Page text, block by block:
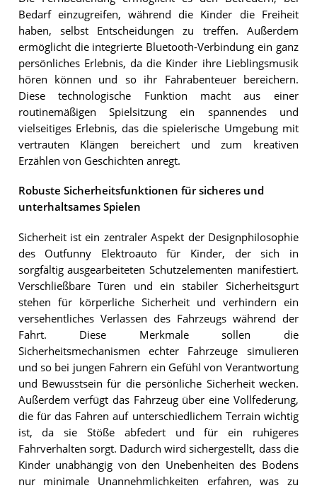
Bedarf einzugreifen, während die Kinder die Freiheit
haben, selbst Entscheidungen zu treffen. Außerdem
ermöglicht die integrierte Bluetooth-Verbindung ein ganz
persönliches Erlebnis, da die Kinder ihre Lieblingsmusik
hören können und so ihr Fahrabenteuer bereichern.
Diese technologische Funktion macht aus einer
routinemäßigen Spielsitzung ein spannendes und
vielseitiges Erlebnis, das die spielerische Umgebung mit
vertrauten Klängen bereichert und zum kreativen
Erzählen von Geschichten anregt.
Robuste Sicherheitsfunktionen für sicheres und
unterhaltsames Spielen
Sicherheit ist ein zentraler Aspekt der Designphilosophie
des Outfunny Elektroauto für Kinder, der sich in
sorgfältig ausgearbeiteten Schutzelementen manifestiert.
Verschließbare Türen und ein stabiler Sicherheitsgurt
stehen für körperliche Sicherheit und verhindern ein
versehentliches Verlassen des Fahrzeugs während der
Fahrt. Diese Merkmale sollen die
Sicherheitsmechanismen echter Fahrzeuge simulieren
und so bei jungen Fahrern ein Gefühl von Verantwortung
und Bewusstsein für die persönliche Sicherheit wecken.
Außerdem verfügt das Fahrzeug über eine Vollfederung,
die für das Fahren auf unterschiedlichem Terrain wichtig
ist, da sie Stöße abfedert und für ein ruhigeres
Fahrverhalten sorgt. Dadurch wird sichergestellt, dass die
Kinder unabhängig von den Unebenheiten des Bodens
nur minimale Unannehmlichkeiten erfahren, was zu